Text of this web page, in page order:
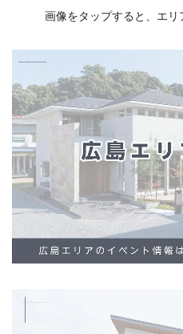
画像をタップすると、エ